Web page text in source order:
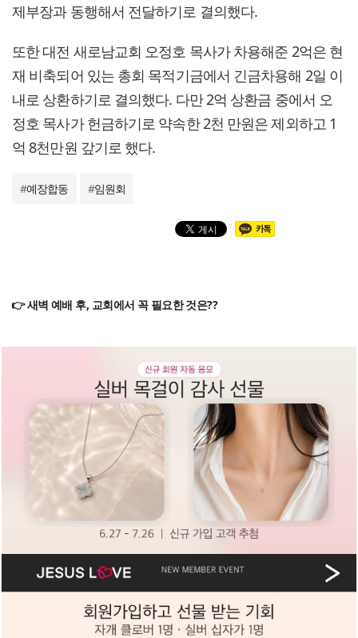
제부장과 동행해서 전달하기로 결의했다.
또한 대전 새로남교회 오정호 목사가 차용해준 2억은 현
재 비축되어 있는 총회 목적기금에서 긴금차용해 2일 이
내로 상환하기로 결의했다. 다만 2억 상환금 중에서 오
정호 목사가 헌금하기로 약속한 2천 만원은 제외하고 1
억 8천만원 갚기로 했다.
#예장합동 #임원회
👉 새벽 예배 후, 교회에서 꼭 필요한 것은??